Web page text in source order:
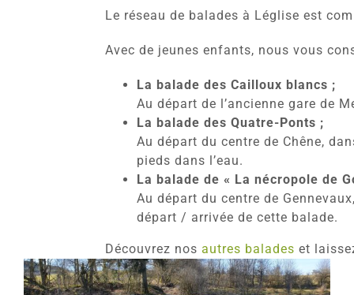
Le réseau de balades à Léglise est
Avec de jeunes enfants, nous vous
La balade des Cailloux blancs ;
Au départ de l’ancienne gare de
La balade des Quatre-Ponts ;
Au départ du centre de Chêne,
pieds dans l’eau.
La balade de « La nécropole de
Au départ du centre de
départ / arrivée de cette balade.
Découvrez nosautres balades et